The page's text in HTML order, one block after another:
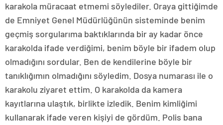
karakola müracaat etmemi söylediler. Oraya gittiğimde
de Emniyet Genel Müdürlüğünün sisteminde benim
geçmiş sorgularıma baktıklarında bir ay kadar önce
karakolda ifade verdiğimi, benim böyle bir ifadem olup
olmadığını sordular. Ben de kendilerine böyle bir
tanıklığımın olmadığını söyledim. Dosya numarası ile o
karakolu ziyaret ettim. O karakolda da kamera
kayıtlarına ulaştık, birlikte izledik. Benim kimliğimi
kullanarak ifade veren kişiyi de gördüm. Polis bana